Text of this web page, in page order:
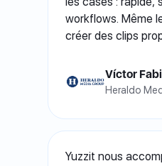
workflows. Même
créer des clips
Víctor
Heraldo
Yuzzit nous